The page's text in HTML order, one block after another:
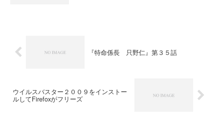
『特命係長 只野仁』第３５話
ウイルスバスター２００９をインストー
ルしてFirefoxがフリーズ